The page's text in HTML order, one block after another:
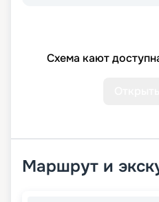
Схема кают
Маршрут и